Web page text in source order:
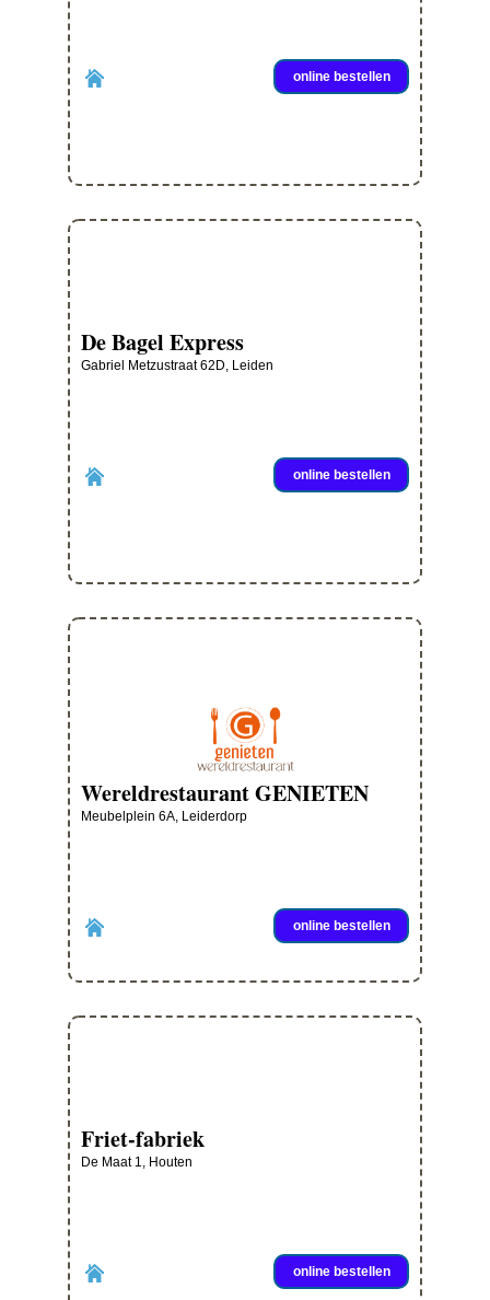
online bestellen
De Bagel Express
Gabriel Metzustraat 62D, Leiden
online bestellen
Wereldrestaurant GENIETEN
Meubelplein 6A, Leiderdorp
online bestellen
Friet-fabriek
De Maat 1, Houten
online bestellen